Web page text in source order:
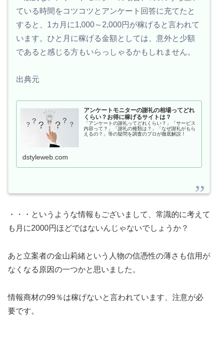
ている時間をコツコツとアンケート回答に充てたと
すると、1カ月に1,000～2,000円が稼げると言われて
います。ひと月に稼げる金額としては、意外と少額
であると感じる方もいらっしゃるかもしれません。
出典元
アンケートモニターの謝礼の相場ってどれ
くらい？お得に稼げるサイトは？
「アンケートの謝礼ってどれくらい？」「サービス
内容って？」「謝礼の種類は？」「なぜ謝礼がもら
えるの？」等の疑問を調査のプロが徹底解説！
dstyleweb.com
・・・というような情報もございまして、常識的に考えて
も月に2000円ほどではないんじゃないでしょうか？
あと立案者の金山莉緒という人物の信憑性の薄さも信用が
なくなる原因の一つかと思いました。
情報商材の99％は稼げないと言われています、注意が必
要です。